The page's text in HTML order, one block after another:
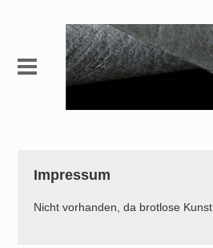
Impressum
Nicht vorhanden, da brotlose Kunst.